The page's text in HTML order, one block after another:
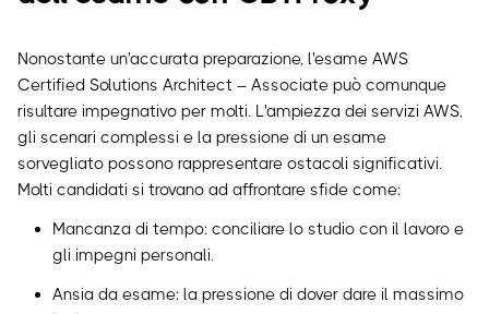
Nonostante un'accurata preparazione, l'esame AWS
Certified Solutions Architect – Associate può comunque
risultare impegnativo per molti. L'ampiezza dei servizi AWS,
gli scenari complessi e la pressione di un esame
sorvegliato possono rappresentare ostacoli significativi.
Molti candidati si trovano ad affrontare sfide come:
Mancanza di tempo: conciliare lo studio con il lavoro e
gli impegni personali.
Ansia da esame: la pressione di dover dare il massimo